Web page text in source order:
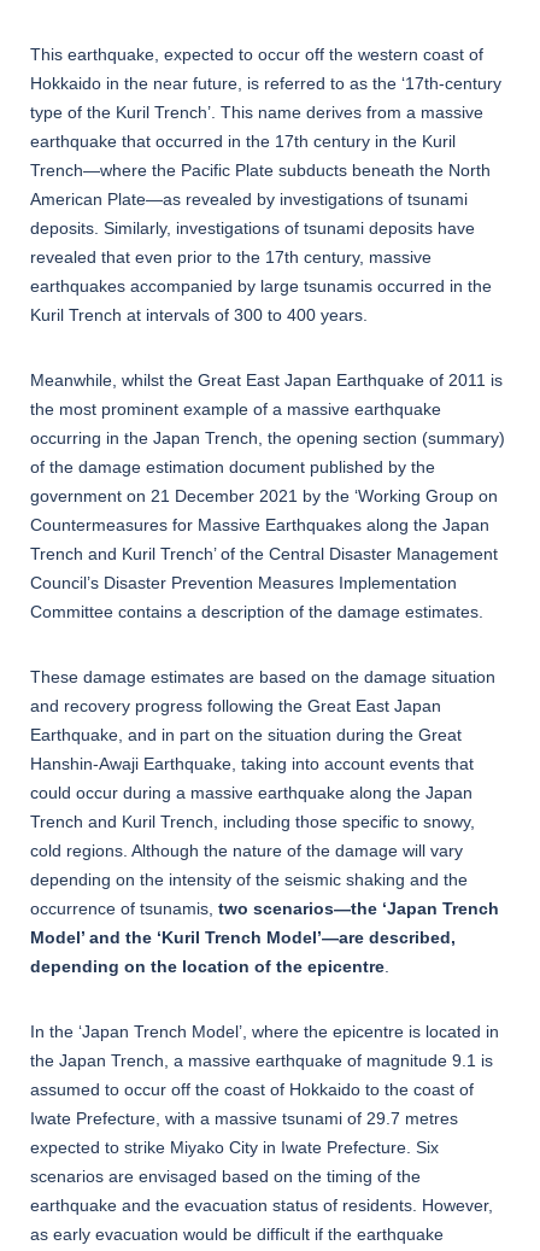
This earthquake, expected to occur off the western coast of
Hokkaido in the near future, is referred to as the ‘17th-century
type of the Kuril Trench’. This name derives from a massive
earthquake that occurred in the 17th century in the Kuril
Trench—where the Pacific Plate subducts beneath the North
American Plate—as revealed by investigations of tsunami
deposits. Similarly, investigations of tsunami deposits have
revealed that even prior to the 17th century, massive
earthquakes accompanied by large tsunamis occurred in the
Kuril Trench at intervals of 300 to 400 years.
Meanwhile, whilst the Great East Japan Earthquake of 2011 is
the most prominent example of a massive earthquake
occurring in the Japan Trench, the opening section (summary)
of the damage estimation document published by the
government on 21 December 2021 by the ‘Working Group on
Countermeasures for Massive Earthquakes along the Japan
Trench and Kuril Trench’ of the Central Disaster Management
Council’s Disaster Prevention Measures Implementation
Committee contains a description of the damage estimates.
These damage estimates are based on the damage situation
and recovery progress following the Great East Japan
Earthquake, and in part on the situation during the Great
Hanshin-Awaji Earthquake, taking into account events that
could occur during a massive earthquake along the Japan
Trench and Kuril Trench, including those specific to snowy,
cold regions. Although the nature of the damage will vary
depending on the intensity of the seismic shaking and the
occurrence of tsunamis, two scenarios—the ‘Japan Trench
Model’ and the ‘Kuril Trench Model’—are described,
depending on the location of the epicentre
In the ‘Japan Trench Model’, where the epicentre is located in
the Japan Trench, a massive earthquake of magnitude 9.1 is
assumed to occur off the coast of Hokkaido to the coast of
Iwate Prefecture, with a massive tsunami of 29.7 metres
expected to strike Miyako City in Iwate Prefecture. Six
scenarios are envisaged based on the timing of the
earthquake and the evacuation status of residents. However,
as early evacuation would be difficult if the earthquake